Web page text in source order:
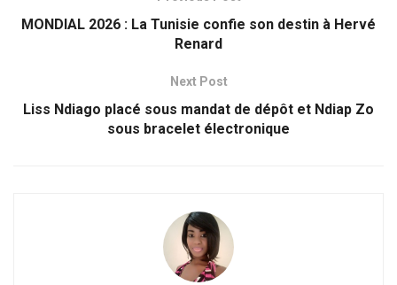
MONDIAL 2026 : La Tunisie confie son destin à Hervé
Renard
Next Post
Liss Ndiago placé sous mandat de dépôt et Ndiap Zo
sous bracelet électronique